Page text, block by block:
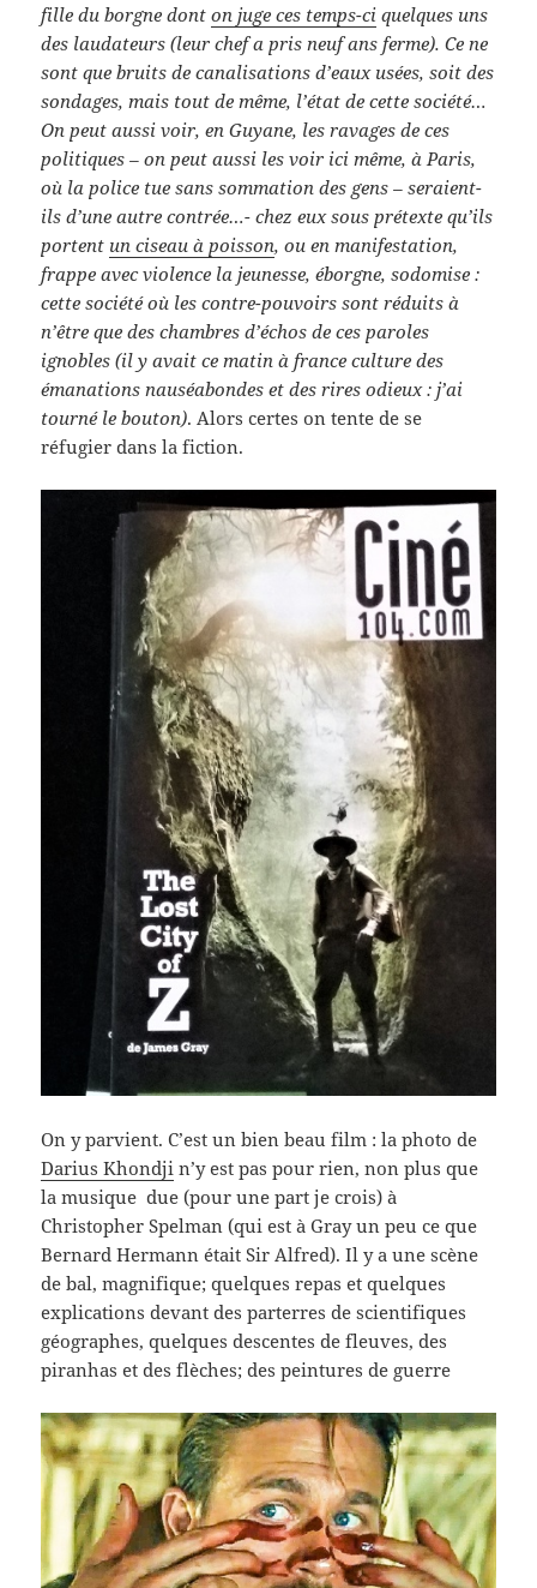
fille du borgne donton juge ces temps-ci quelques uns
des laudateurs (leur chef a pris neuf ans ferme). Ce ne
sont que bruits de canalisations d’eaux usées, soit des
sondages, mais tout de même, l’état de cette société…
On peut aussi voir, en Guyane, les ravages de ces
politiques – on peut aussi les voir ici même, à Paris,
où la police tue sans sommation des gens – seraient-
ils d’une autre contrée…- chez eux sous prétexte qu’ils
portent un ciseau à poisson, ou en manifestation,
frappe avec violence la jeunesse, éborgne, sodomise :
cette société où les contre-pouvoirs sont réduits à
n’être que des chambres d’échos de ces paroles
ignobles (il y avait ce matin à france culture des
émanations nauséabondes et des rires odieux : j’ai
tourné le bouton). Alors certes on tente de se
réfugier dans la fiction.
On y parvient. C’est un bien beau film : la photo de
Darius Khondji n’y est pas pour rien, non plus que
la musique due (pour une part je crois) à
Christopher Spelman (qui est à Gray un peu ce que
Bernard Hermann était Sir Alfred). Il y a une scène
de bal, magnifique; quelques repas et quelques
explications devant des parterres de scientifiques
géographes, quelques descentes de fleuves, des
piranhas et des flèches; des peintures de guerre